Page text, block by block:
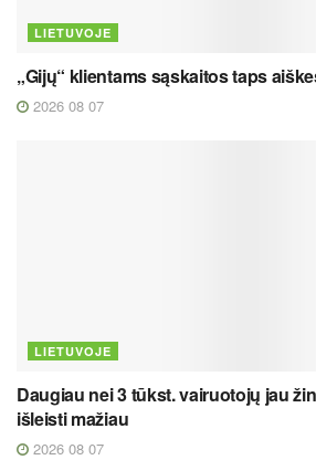
LIETUVOJE
„Gijų“ klientams sąskaitos taps
2026 08 07
LIETUVOJE
Daugiau nei 3 tūkst. vairuotojų jau
išleisti mažiau
2026 08 07